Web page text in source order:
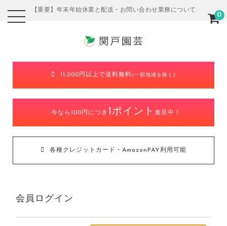
【重要】年末年始休業と配送・お問い合わせ業務について
11,000円以上で送料無料(一部地域を除く)
今なら100円につき 1ポイント 進呈中！
各種クレジットカード・AmazonPAY利用可能
0
会員ログイン